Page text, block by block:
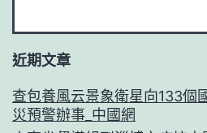
近期文章
查包養風云景象衛星向133個
災預警辦事_中國網